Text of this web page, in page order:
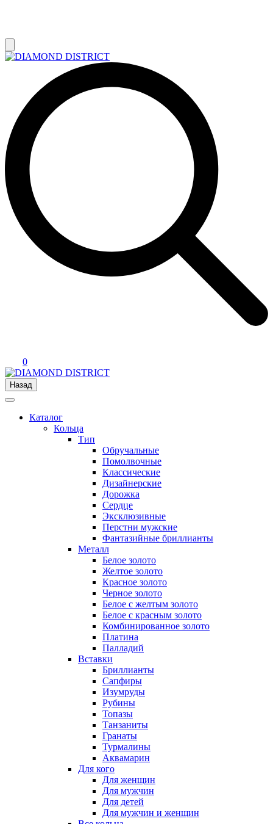
0
Назад
Каталог
Кольца
Тип
Обручальные
Помолвочные
Классические
Дизайнерские
Дорожка
Сердце
Эксклюзивные
Перстни мужские
Фантазийные бриллианты
Металл
Белое золото
Желтое золото
Красное золото
Черное золото
Белое с желтым золото
Белое с красным золото
Комбинированное золото
Платина
Палладий
Вставки
Бриллианты
Сапфиры
Изумруды
Рубины
Топазы
Танзаниты
Гранаты
Турмалины
Аквамарин
Для кого
Для женщин
Для мужчин
Для детей
Для мужчин и женщин